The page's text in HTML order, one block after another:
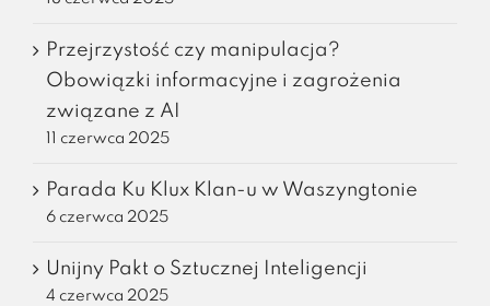
Przejrzystość czy manipulacja?
Obowiązki informacyjne i zagrożenia
związane z AI
11 czerwca 2025
Parada Ku Klux Klan-u w Waszyngtonie
6 czerwca 2025
Unijny Pakt o Sztucznej Inteligencji
4 czerwca 2025